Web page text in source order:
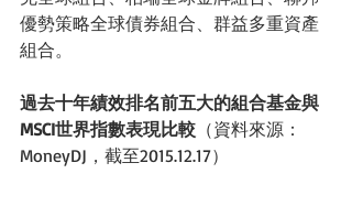
優勢策略全球債券組合、群益多重資產
組合。
過去十年績效排名前五大的組合基金與
MSCI世界指數表現比較 （資料來源：
MoneyDJ，截至2015.12.17）